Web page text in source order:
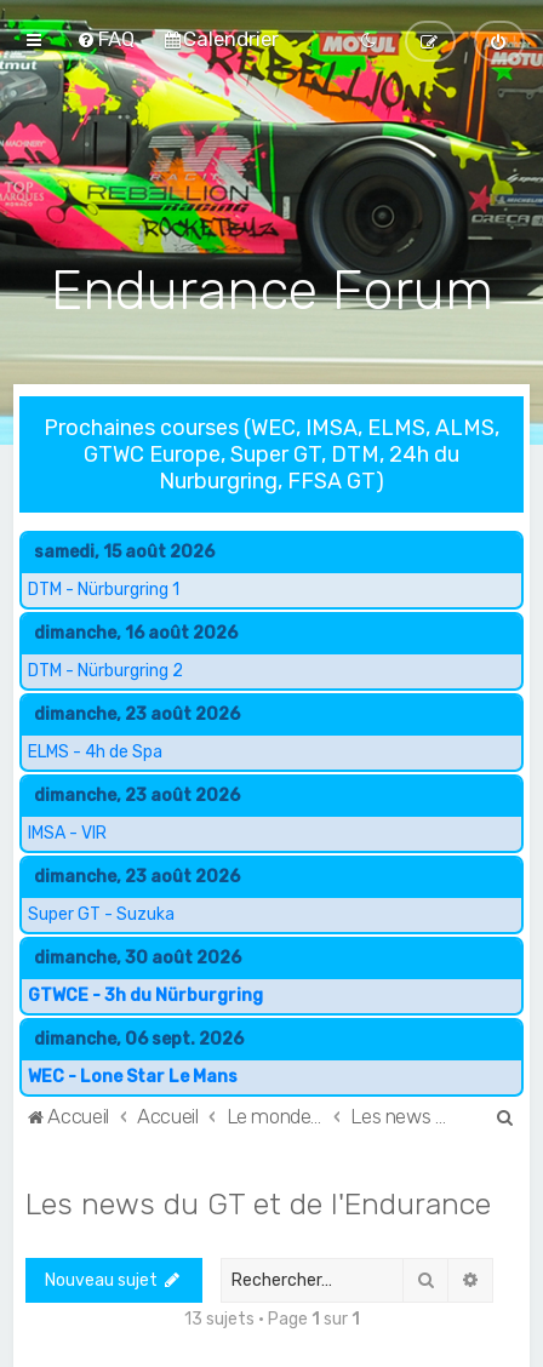
FAQ Calendrier
Endurance Forum
Prochaines courses (WEC, IMSA, ELMS, ALMS,
GTWC Europe, Super GT, DTM, 24h du
Nurburgring, FFSA GT)
samedi, 15 août 2026
DTM - Nürburgring 1
dimanche, 16 août 2026
DTM - Nürburgring 2
dimanche, 23 août 2026
ELMS - 4h de Spa
dimanche, 23 août 2026
IMSA - VIR
dimanche, 23 août 2026
Super GT - Suzuka
dimanche, 30 août 2026
GTWCE - 3h du Nürburgring
dimanche, 06 sept. 2026
WEC - Lone Star Le Mans
Accueil Accueil
Les news du GT et de l'Endurance
Nouveau sujet Rechercher
13 sujets • Page 1 sur 1